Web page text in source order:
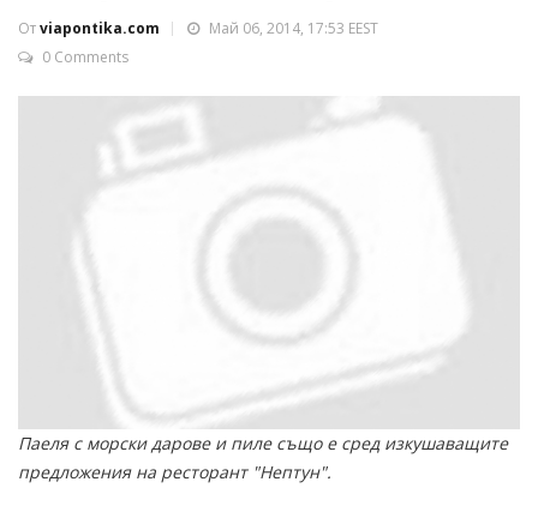
Отviapontika.com
Май 06, 2014, 17:53 EEST
0 Comments
Паеля с морски дарове и пиле също е сред изкушаващите
предложения на ресторант "Нептун".